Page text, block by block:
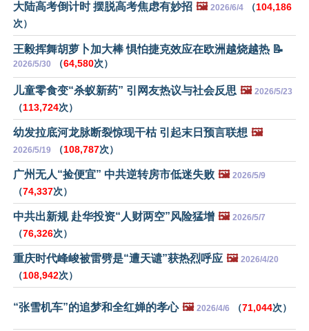
大陆高考倒计时 摆脱高考焦虑有妙招 🖼️ 2026/6/4 （104,186
次）
王毅挥舞胡萝卜加大棒 惧怕捷克效应在欧洲越烧越热 📝
2026/5/30 （64,580次）
儿童零食变“杀蚁新药” 引网友热议与社会反思 🖼️ 2026/5/23
（113,724次）
幼发拉底河龙脉断裂惊现干枯 引起末日预言联想 🖼️
2026/5/19 （108,787次）
广州无人“捡便宜” 中共逆转房市低迷失败 🖼️ 2026/5/9
（74,337次）
中共出新规 赴华投资“人财两空”风险猛增 🖼️ 2026/5/7
（76,326次）
重庆时代峰峻被雷劈是“遭天谴”获热烈呼应 🖼️ 2026/4/20
（108,942次）
“张雪机车”的追梦和全红婵的孝心 🖼️ 2026/4/6 （71,044次）